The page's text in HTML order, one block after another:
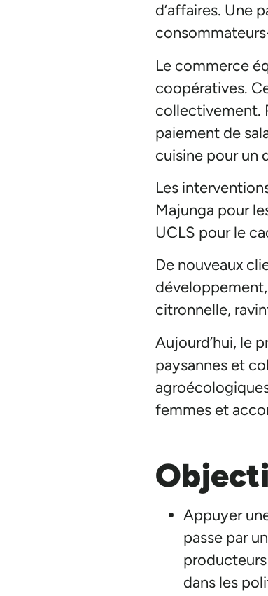
d’affaires. Une
Le commerce
coopératives.
collectivement.
paiement de
cuisine pour un
Les
Majunga pour
UCLS pour le
De nouveaux
citronnelle,
Aujourd’hui, le
paysannes et
femmes et
Appuyer
passe par
dans les